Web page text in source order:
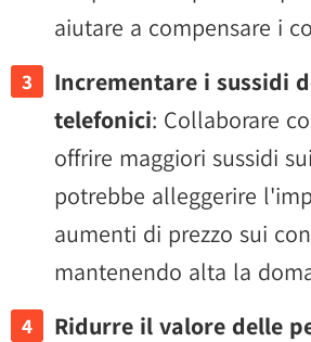
aiutare a compensare i
Incrementare i sussidi
telefonici: Collaborare
offrire maggiori sussidi
potrebbe alleggerire
aumenti di prezzo sui
mantenendo alta la
Ridurre il valore delle